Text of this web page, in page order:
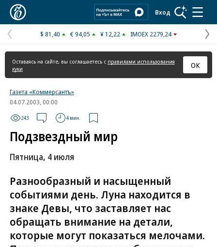
Вход
Предыдущая
страница
$ 81,40 € 94,05 ¥ 12,22 IMOEX 2279,24
Оставаясь на сайте, вы соглашаетесь с правилами использования
куки
ОК
Газета «Коммерсантъ»
04.07.2003, 00:00
243 4 мин.
Подзвездный мир
Пятница, 4 июля
Разнообразный и насыщенный
событиями день. Луна находится в
знаке Девы, что заставляет нас
обращать внимание на детали,
которые могут показаться мелочами.